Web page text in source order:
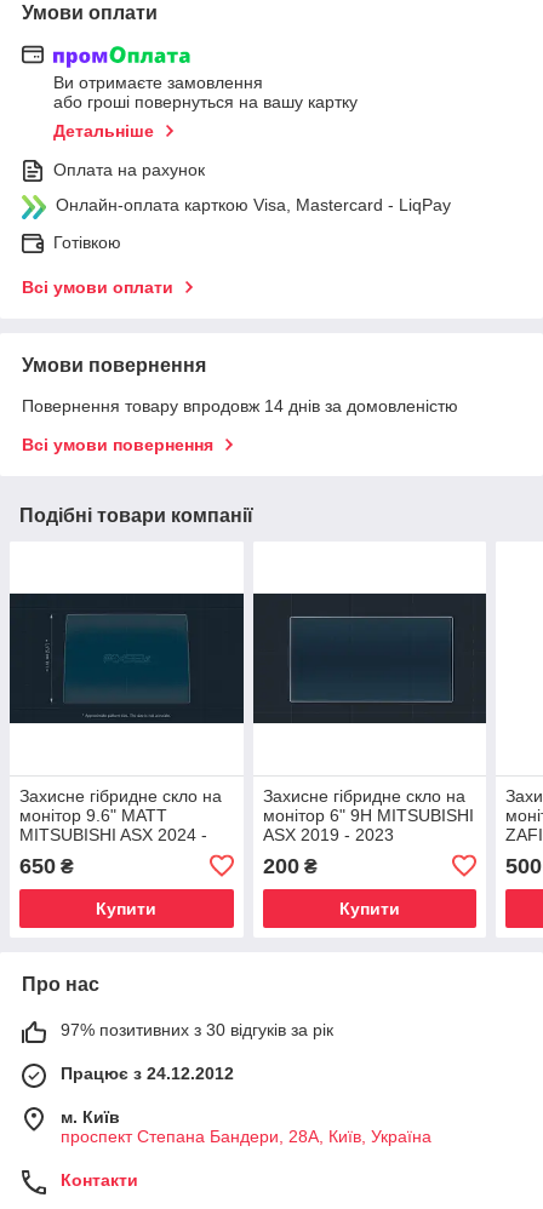
Умови оплати
Ви отримаєте замовлення
або гроші повернуться на вашу картку
Детальніше
Оплата на рахунок
Онлайн-оплата карткою Visa, Mastercard - LiqPay
Готівкою
Всі умови оплати
Умови повернення
Повернення товару впродовж 14 днів за домовленістю
Всі умови повернення
Подібні товари компанії
Захисне гібридне скло на
монітор 9.6" MATT
MITSUBISHI ASX 2024 -
650 ₴
Купити
Захисне гібридне скло на
монітор 6" 9H MITSUBISHI
ASX 2019 - 2023
200₴
Купити
500
Про нас
97% позитивних з 30 відгуків за рік
Працює з 24.12.2012
м. Київ
проспект Степана Бандери, 28А, Київ, Україна
Контакти